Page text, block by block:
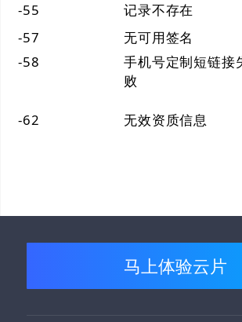
-55
记录不存在
-57
无可用签名
-58
手机号定制短链接
败
-62 无效资质信息
马上体验云片